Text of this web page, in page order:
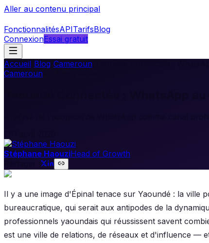
Aller au contenu principal
FonctionnalitésAPITarifsBlog
ConnexionEssai gratuit
Accueil Blog Cameroun
Cameroun
Analyse de l'adoption de WhatsApp comme canal
Stéphane HaouziHead of Growth
Il y a une image d'Épinal tenace sur Yaoundé : la ville
bureaucratique, qui serait aux antipodes de la
professionnels yaoundais qui réussissent savent
est une ville de relations, de réseaux et d'influence —